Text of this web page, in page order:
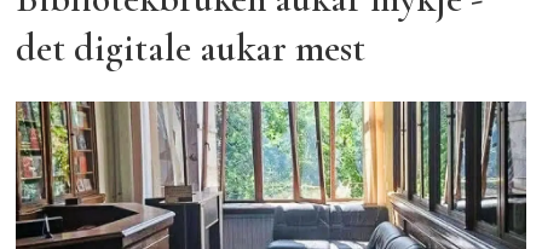
det digitale aukar mest